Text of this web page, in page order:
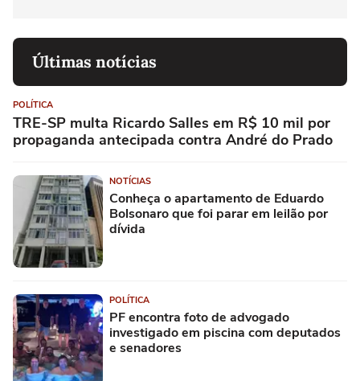
Últimas notícias
POLÍTICA
TRE-SP multa Ricardo Salles em R$ 10 mil por
propaganda antecipada contra André do Prado
NOTÍCIAS
Conheça o apartamento de Eduardo
Bolsonaro que foi parar em leilão por
dívida
POLÍTICA
PF encontra foto de advogado
investigado em piscina com deputados
e senadores